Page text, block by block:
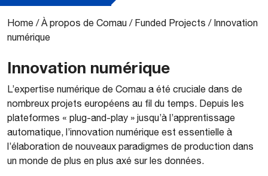
Home /À propos de Comau / Funded Projects / Innovation
numérique
Innovation numérique
L’expertise numérique de Comau a été cruciale dans de
nombreux projets européens au fil du temps. Depuis les
plateformes « plug-and-play » jusqu’à l’apprentissage
automatique, l’innovation numérique est essentielle à
l’élaboration de nouveaux paradigmes de production dans
un monde de plus en plus axé sur les données.